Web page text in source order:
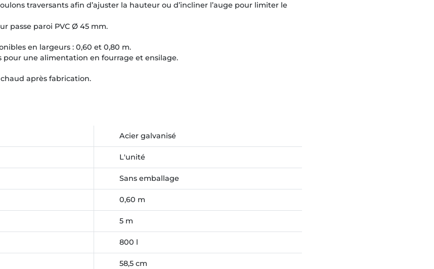
traversants afin d’ajuster la hauteur ou d’incliner l’auge pour limiter le
passe paroi PVC Ø 45 mm.
en largeurs : 0,60 et 0,80 m.
pour une alimentation en fourrage et ensilage.
après fabrication.
Acier galvanisé
L'unité
Sans emballage
0,60 m
5 m
800 l
58,5 cm